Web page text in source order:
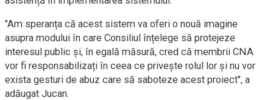
"Am speranța că acest sistem va oferi o nouă imagine
asupra modului în care Consiliul înțelege să protejeze
interesul public și, în egală măsură, cred că membrii CNA
vor fi responsabilizați în ceea ce privește rolul lor și nu vor
exista gesturi de abuz care să saboteze acest proiect", a
adăugat Jucan.